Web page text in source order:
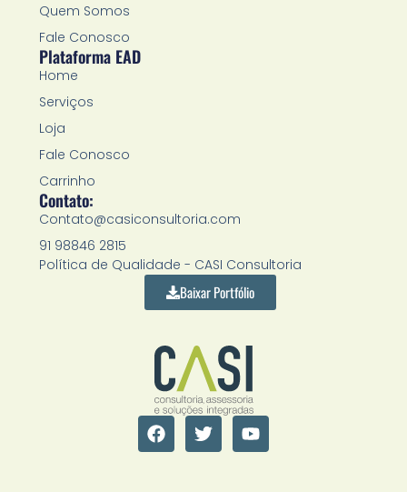
F
a
c
T
w
i
Y
o
u
Quem Somos
Fale Conosco
Plataforma EAD
Home
Serviços
Loja
Fale Conosco
Carrinho
Contato:
Contato@casiconsultoria.com
91 98846 2815
Política de Qualidade - CASI Consultoria
Baixar Portfólio